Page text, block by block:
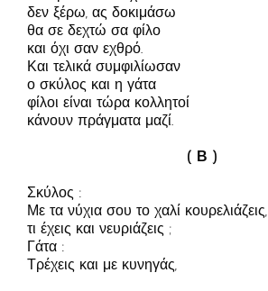
δεν ξέρω, ας δοκιμάσω
θα σε δεχτώ σα φίλο
και όχι σαν εχθρό.
Και τελικά συμφιλίωσαν
ο σκύλος και η γάτα
φίλοι είναι τώρα κολλητοί
κάνουν πράγματα μαζί.
( Β )
Σκύλος :
Με τα νύχια σου το χαλί κουρελιάζεις,
τι έχεις και νευριάζεις ;
Γάτα :
Τρέχεις και με κυνηγάς,